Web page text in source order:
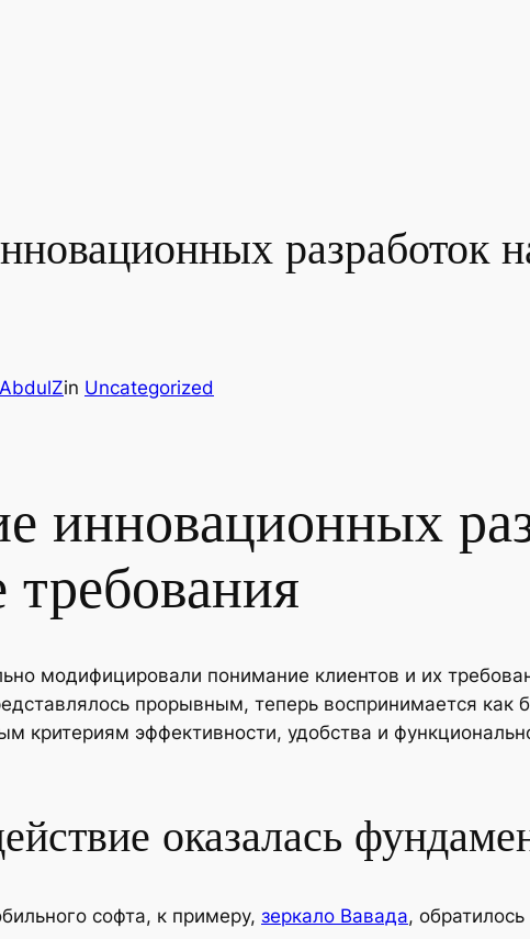
разработок
AbdulZin Uncategorized
инновационных
требования
модифицировали понимание клиентов и их
прорывным, теперь воспринимается как
критериям эффективности, удобства и
оказалась
софта, к примеру, зеркало Вавада,